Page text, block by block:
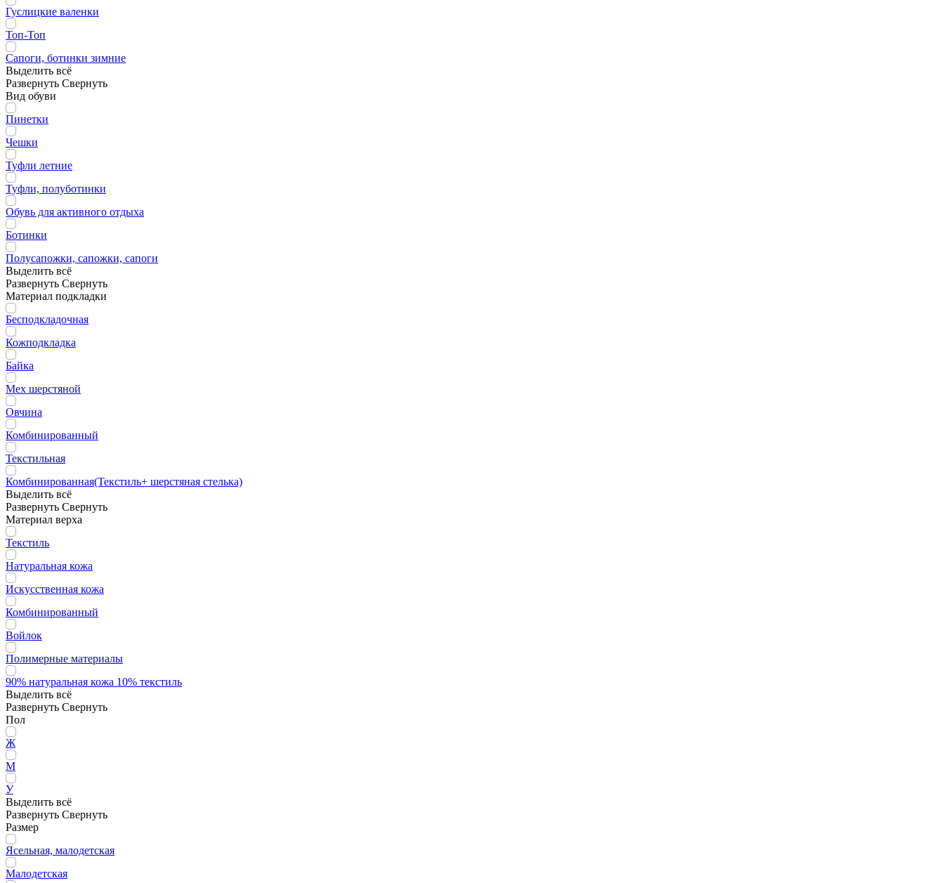
Гуслицкие валенки
Топ-Топ
Сапоги, ботинки зимние
Выделить всё
Развернуть Свернуть
Вид обуви
Пинетки
Чешки
Туфли летние
Туфли, полуботинки
Обувь для активного отдыха
Ботинки
Полусапожки, сапожки, сапоги
Выделить всё
Развернуть Свернуть
Материал подкладки
Бесподкладочная
Кожподкладка
Байка
Мех шерстяной
Овчина
Комбинированный
Текстильная
Комбинированная(Текстиль+ шерстяная стелька)
Выделить всё
Развернуть Свернуть
Материал верха
Текстиль
Натуральная кожа
Искусственная кожа
Комбинированный
Войлок
Полимерные материалы
90% натуральная кожа 10% текстиль
Выделить всё
Развернуть Свернуть
Пол
Ж
М
У
Выделить всё
Развернуть Свернуть
Размер
Ясельная, малодетская
Малодетская